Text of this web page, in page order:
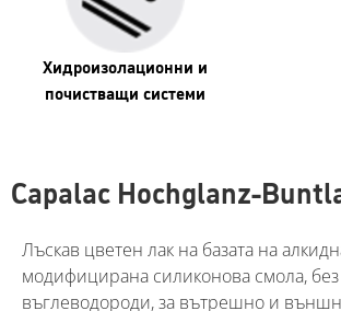
Хидроизолационни и
почистващи системи
Capalac Hochglanz-
Лъскав цветен лак на базата на
модифицирана силиконова смола,
въглеводороди, за вътрешно и